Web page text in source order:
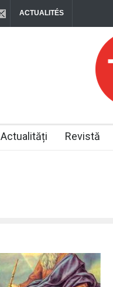
ACTUALITÉS
Actualități Revistă